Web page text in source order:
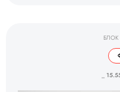
_